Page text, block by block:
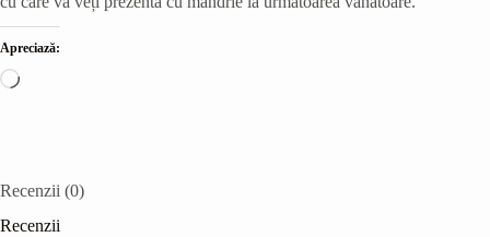
Apreciază:
Încarc...
Recenzii (0)
Recenzii